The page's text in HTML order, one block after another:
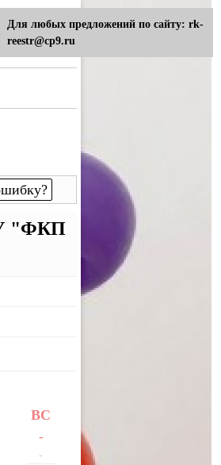
"ФКП
ВС
-
-
Для любых предложений по сайту: rk-
reestr@cp9.ru